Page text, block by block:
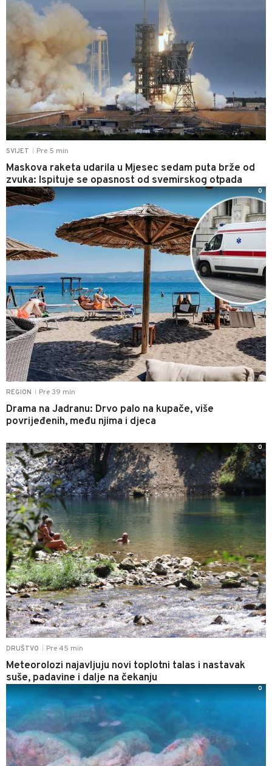
SVIJET Pre 5 min
Maskova raketa udarila u Mjesec sedam puta brže od
zvuka: Ispituje se opasnost od svemirskog otpada
REGION Pre 39 min
Drama na Jadranu: Drvo palo na kupače, više
povrijeđenih, među njima i djeca
0
DRUŠTVO Pre 45 min
Meteorolozi najavljuju novi toplotni talas i nastavak
suše, padavine i dalje na čekanju
0
0